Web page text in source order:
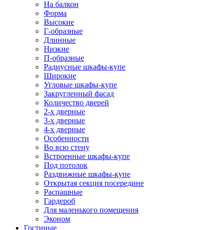
На балкон
Форма
Высокие
Г-образные
Длинные
Низкие
П-образные
Радиусные шкафы-купе
Широкие
Угловые шкафы-купе
Закругленный фасад
Количество дверей
2-х дверные
3-х дверные
4-х дверные
Особенности
Во всю стену
Встроенные шкафы-купе
Под потолок
Раздвижные шкафы-купе
Открытая секция посередине
Распашные
Гардероб
Для маленького помещения
Эконом
Гостиные